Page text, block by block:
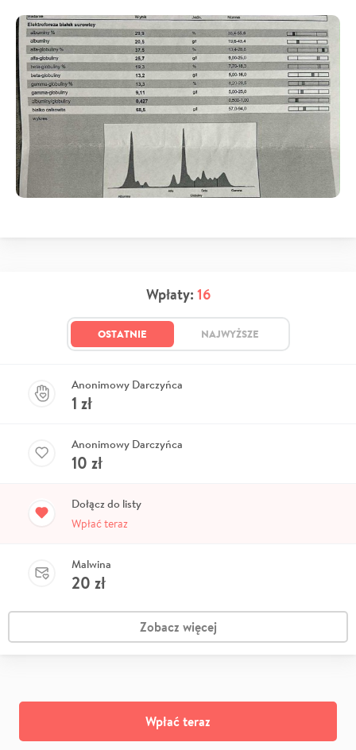
Wpłaty: 16
OSTATNIE NAJWYŻSZE
Anonimowy Darczyńca
1 zł
Anonimowy Darczyńca
10 zł
Dołącz do listy
Wpłać teraz
Malwina
20 zł
Zobacz więcej
Wpłać teraz